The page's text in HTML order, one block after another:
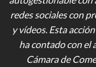
redes sociales con
y vídeos. Esta
ha contado con el
Cámara de